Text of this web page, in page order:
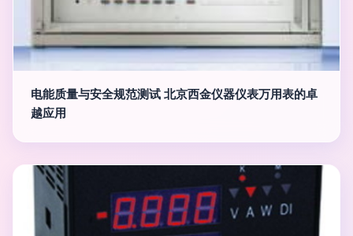
电能质量与安全规范测试 北京西金仪器仪表万用表的卓
越应用